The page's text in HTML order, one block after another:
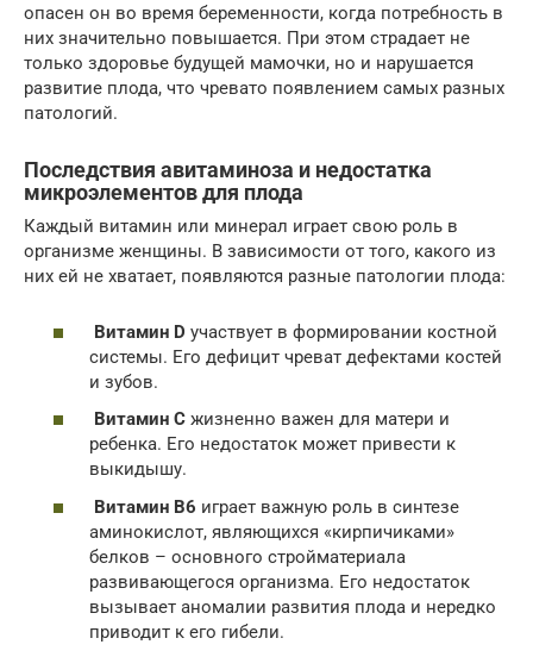
опасен он во время беременности, когда потребность в
них значительно повышается. При этом страдает не
только здоровье будущей мамочки, но и нарушается
развитие плода, что чревато появлением самых разных
патологий.
Последствия авитаминоза и недостатка
микроэлементов для плода
Каждый витамин или минерал играет свою роль в
организме женщины. В зависимости от того, какого из
них ей не хватает, появляются разные патологии плода:
Витамин D участвует в формировании костной
системы. Его дефицит чреват дефектами костей
и зубов.
Витамин С жизненно важен для матери и
ребенка. Его недостаток может привести к
выкидышу.
Витамин В6 играет важную роль в синтезе
аминокислот, являющихся «кирпичиками»
белков – основного стройматериала
развивающегося организма. Его недостаток
вызывает аномалии развития плода и нередко
приводит к его гибели.